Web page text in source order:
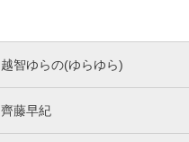
越智ゆらの(ゆらゆら)
齊藤早紀